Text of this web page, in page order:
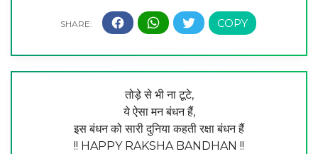
तोड़े से भी ना टूटे,
ये ऐसा मन बंधन हैं,
इस बंधन को सारी दुनिया कहती रक्षा बंधन हैं
!! HAPPY RAKSHA BANDHAN !!